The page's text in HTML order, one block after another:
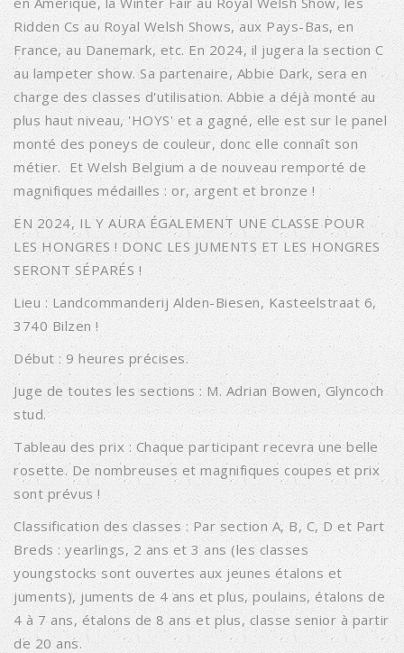
Ridden Cs au Royal Welsh Shows, aux Pays-Bas, en
France, au Danemark, etc. En 2024, il jugera la section C
au lampeter show. Sa partenaire, Abbie Dark, sera en
charge des classes d'utilisation. Abbie a déjà monté au
plus haut niveau, 'HOYS' et a gagné, elle est sur le panel
monté des poneys de couleur, donc elle connaît son
métier. Et Welsh Belgium a de nouveau remporté de
magnifiques médailles : or, argent et bronze !
EN 2024, IL Y AURA ÉGALEMENT UNE CLASSE POUR
LES HONGRES ! DONC LES JUMENTS ET LES HONGRES
SERONT SÉPARÉS !
Lieu : Landcommanderij Alden-Biesen, Kasteelstraat 6,
3740 Bilzen !
Début : 9 heures précises.
Juge de toutes les sections : M. Adrian Bowen, Glyncoch
stud.
Tableau des prix : Chaque participant recevra une belle
rosette. De nombreuses et magnifiques coupes et prix
sont prévus !
Classification des classes : Par section A, B, C, D et Part
Breds : yearlings, 2 ans et 3 ans (les classes
youngstocks sont ouvertes aux jeunes étalons et
juments), juments de 4 ans et plus, poulains, étalons de
4 à 7 ans, étalons de 8 ans et plus, classe senior à partir
de 20 ans.